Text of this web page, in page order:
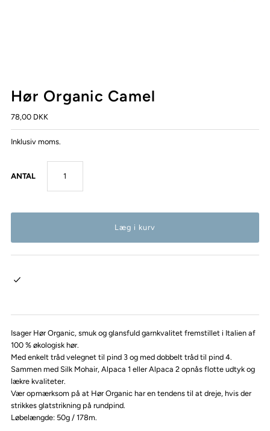
Hør Organic Camel
78,00 DKK
Inklusiv moms.
ANTAL
Isager Hør Organic, smuk og glansfuld garnkvalitet fremstillet i Italien af
100 % økologisk hør.
Med enkelt tråd velegnet til pind 3 og med dobbelt tråd til pind 4.
Sammen med Silk Mohair, Alpaca 1 eller Alpaca 2 opnås flotte udtyk og
lækre kvaliteter.
Vær opmærksom på at Hør Organic har en tendens til at dreje, hvis der
strikkes glatstrikning på rundpind.
Løbelængde: 50g / 178m.